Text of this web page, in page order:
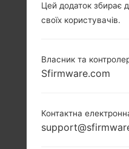
Цей додаток збирає
своїх користувачів.
Власник та
Sfirmware.com
Контактна